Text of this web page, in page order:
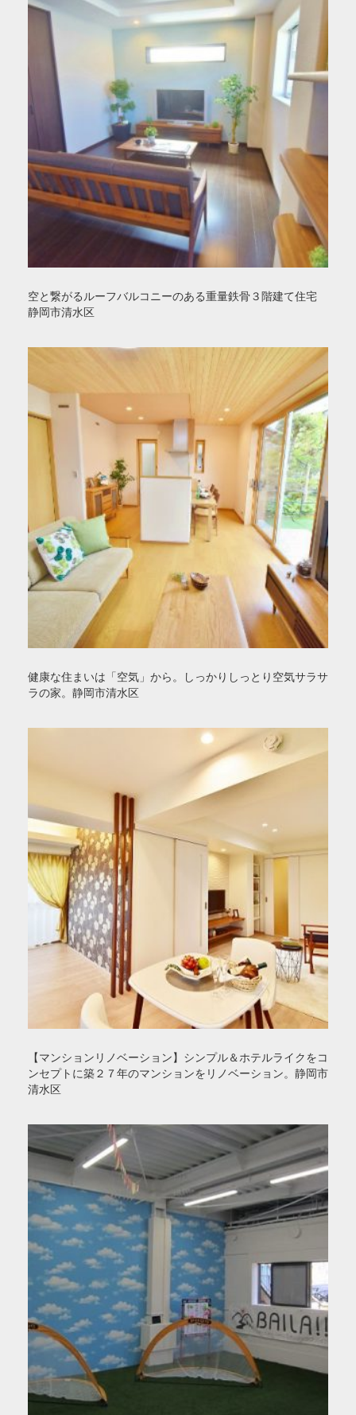
空と繋がるルーフバルコニーのある重量鉄骨３階建て住宅
静岡市清水区
健康な住まいは「空気」から。しっかりしっとり空気サラサ
ラの家。静岡市清水区
【マンションリノベーション】シンプル＆ホテルライクをコ
ンセプトに築２７年のマンションをリノベーション。静岡市
清水区